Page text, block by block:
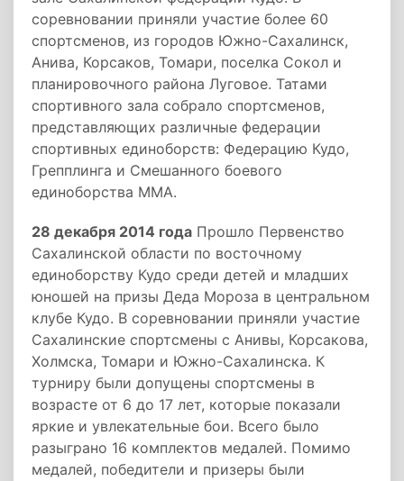
соревновании приняли участие более 60
спортсменов, из городов Южно-Сахалинск,
Анива, Корсаков, Томари, поселка Сокол и
планировочного района Луговое. Татами
спортивного зала собрало спортсменов,
представляющих различные федерации
спортивных единоборств: Федерацию Кудо,
Грепплинга и Смешанного боевого
единоборства ММА.
28 декабря 2014 года Прошло Первенство
Сахалинской области по восточному
единоборству Кудо среди детей и младших
юношей на призы Деда Мороза в центральном
клубе Кудо. В соревновании приняли участие
Сахалинские спортсмены с Анивы, Корсакова,
Холмска, Томари и Южно-Сахалинска. К
турниру были допущены спортсмены в
возрасте от 6 до 17 лет, которые показали
яркие и увлекательные бои. Всего было
разыграно 16 комплектов медалей. Помимо
медалей, победители и призеры были